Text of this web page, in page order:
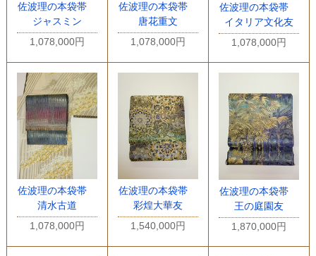
佐波理の本袋帯
ジャスミン
1,078,000円
佐波理の本袋帯
唐花重文
1,078,000円
佐波理の本袋帯
イタリア文化友
1,078,000円
佐波理の本袋帯
清水古道
1,078,000円
佐波理の本袋帯
彩煌大華友
1,540,000円
佐波理の本袋帯
王の庭園友
1,870,000円